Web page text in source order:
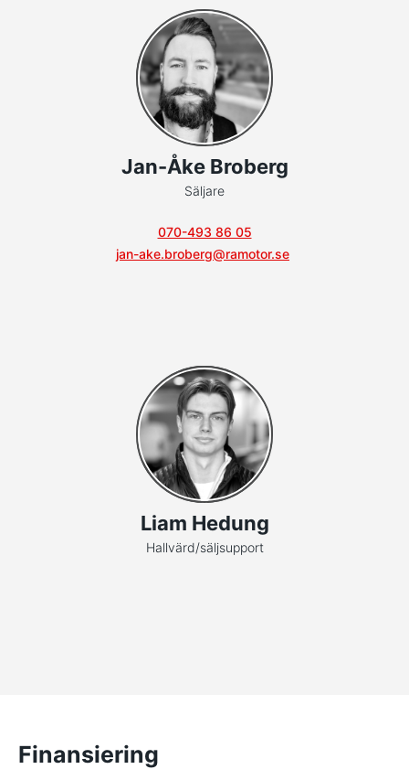
Jan-Åke Broberg
Säljare
070-493 86 05
jan-ake.broberg@ramotor.se
Liam Hedung
Hallvärd/säljsupport
Finansiering